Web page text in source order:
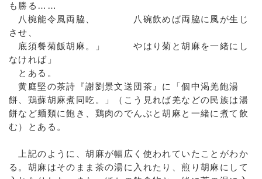
も勝る……
八椀能令風両脇、 八碗飲めば両脇に風が生じ
させ、
底須餐菊飯胡麻。」 やはり菊と胡麻を一緒にし
なければ」
とある。
黄庭堅の茶詩『謝劉景文送団茶』に「個中渴羌飽湯
餅、鶏蘇胡麻煮同吃。」（こう見れば羌などの民族は湯
餅など麺類に飽き、鶏肉のでんぶと胡麻と一緒に煮て飲
む）とある。
上記のように、胡麻が幅広く使われていたことがわか
る。胡麻はそのまま茶の湯に入れたり、煎り胡麻にして